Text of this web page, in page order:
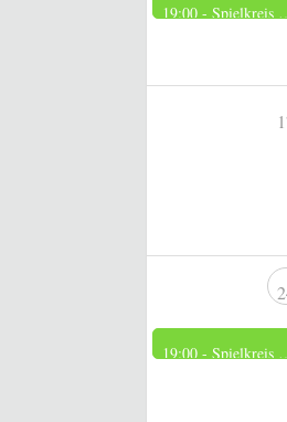
19:00 - Spielkreis der Frauen
19:00 - Spielkreis der Frauen